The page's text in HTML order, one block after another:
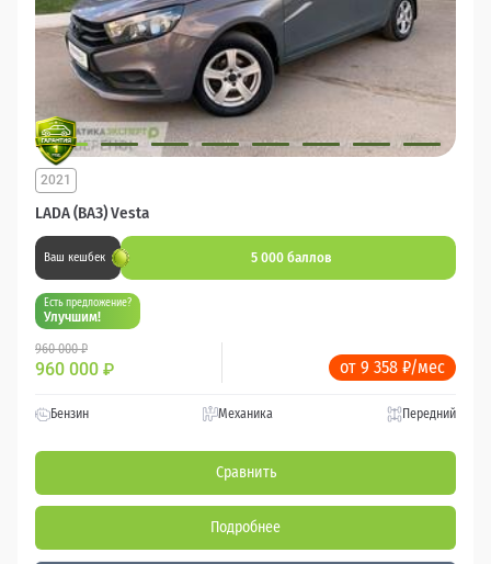
LADA (ВАЗ) Vesta
2021
Ваш кешбек 5 000 баллов
Есть предложение?
Улучшим!
960 000 ₽
960 000 ₽ от 9 358 ₽/мес
Бензин Механика Передний
Сравнить
Подробнее